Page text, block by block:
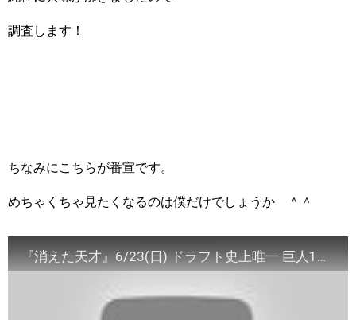
調査します！
ちなみにこちらが番宣です。
めちゃくちゃ見たくなるのは僕だけでしょうか ＾＾
『消えた天才』6/23(日) ドラフト史上唯一 巨人1位を拒否した天才!!【TBS】